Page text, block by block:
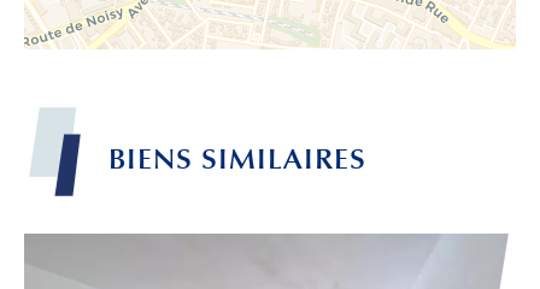
BIENS SIMILAIRES